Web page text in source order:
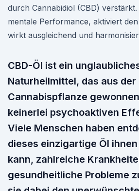
durch Cannabidiol (CBD)
mentale Performance, aktiviert
wirkt ausgleichend und
CBD-Öl ist ein
Naturheilmittel, das aus der
Cannabispflanze
keinerlei psychoaktiven
Viele Menschen haben
dieses einzigartige Öl
kann, zahlreiche
gesundheitliche Probleme